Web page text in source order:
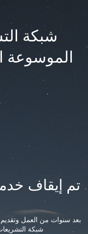
شبكة
الموسوعة
تم إيقاف
بعد سنوات من العمل وتقديم
شبكة التشريعات